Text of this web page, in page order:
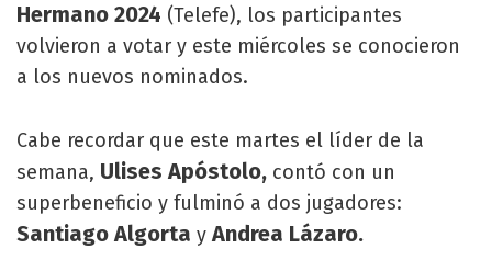
Hermano 2024 (Telefe), los participantes
volvieron a votar y este miércoles se conocieron
a los nuevos nominados.
Cabe recordar que este martes el líder de la
semana, Ulises Apóstolo, contó con un
superbeneficio y fulminó a dos jugadores:
Santiago Algorta yAndrea Lázaro.